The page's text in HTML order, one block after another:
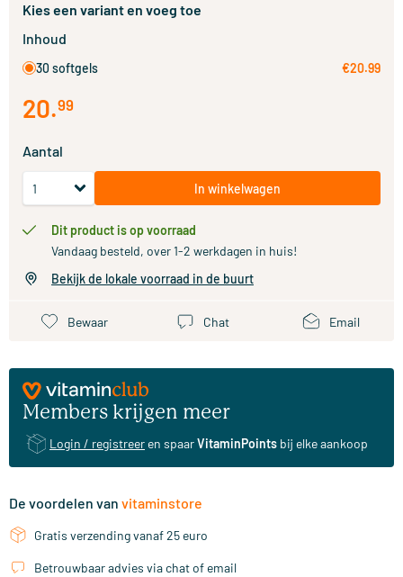
Kies een variant en voeg toe
Inhoud
30 softgels €20.99
20.99
Aantal
In winkelwagen
Dit product is op voorraad
Vandaag besteld, over 1-2 werkdagen in huis!
Bekijk de lokale voorraad in de buurt
Bewaar Chat Email
Members krijgen meer
Login / registreer en spaarVitaminPoints bij elke aankoop
De voordelen van vitaminstore
Gratis verzending vanaf 25 euro
Betrouwbaar advies via chat of email